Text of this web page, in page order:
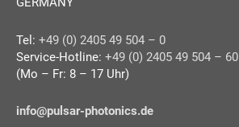
Tel: +49 (0) 2405 49 504 – 0
Service-Hotline: +49 (0) 2405 49 504 – 60
(Mo – Fr: 8 – 17 Uhr)
info@pulsar-photonics.de